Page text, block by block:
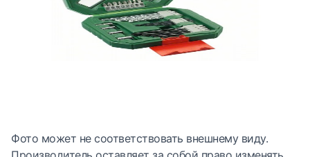
Фото может не соответствовать внешнему виду.